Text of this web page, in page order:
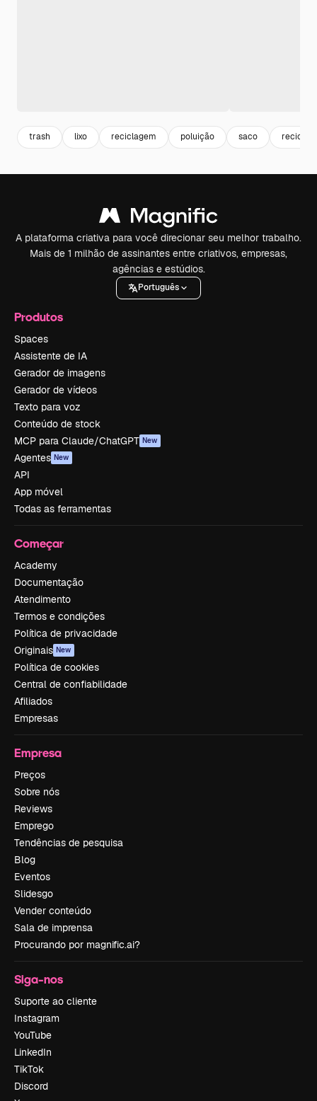
trash lixo reciclagem poluição saco
A plataforma criativa para você direcionar seu melhor trabalho.
Mais de 1 milhão de assinantes entre criativos, empresas,
agências e estúdios.
Português
Produtos
Spaces
Assistente de IA
Gerador de imagens
Gerador de vídeos
Texto para voz
Conteúdo de stock
MCP para Claude/ChatGPT New
Agentes New
API
App móvel
Todas as ferramentas
Começar
Academy
Documentação
Atendimento
Termos e condições
Política de privacidade
Originais New
Política de cookies
Central de confiabilidade
Afiliados
Empresas
Empresa
Preços
Sobre nós
Reviews
Emprego
Tendências de pesquisa
Blog
Eventos
Slidesgo
Vender conteúdo
Sala de imprensa
Procurando por magnific.ai?
Siga-nos
Suporte ao cliente
Instagram
YouTube
LinkedIn
TikTok
Discord